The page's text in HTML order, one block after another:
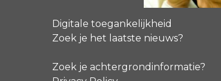
Digitale toegankelijkheid
Zoek je het laatste nieuws?
Zoek je achtergrondinformatie?